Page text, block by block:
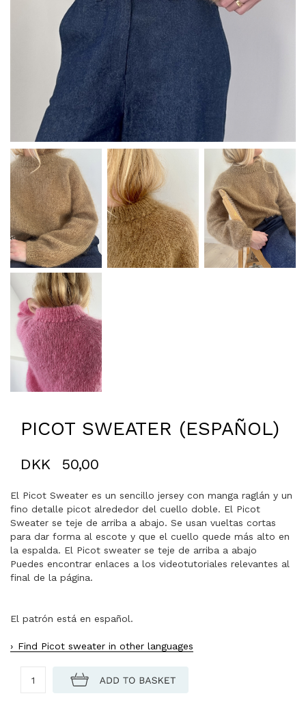
PICOT SWEATER (ESPAÑOL)
DKK 50,00
El Picot Sweater es un sencillo jersey con manga raglán y un
fino detalle picot alrededor del cuello doble. El Picot
Sweater se teje de arriba a abajo. Se usan vueltas cortas
para dar forma al escote y que el cuello quede más alto en
la espalda. El Picot sweater se teje de arriba a abajo
Puedes encontrar enlaces a los videotutoriales relevantes al
final de la página.
El patrón está en español.
Find Picot sweater in other languages